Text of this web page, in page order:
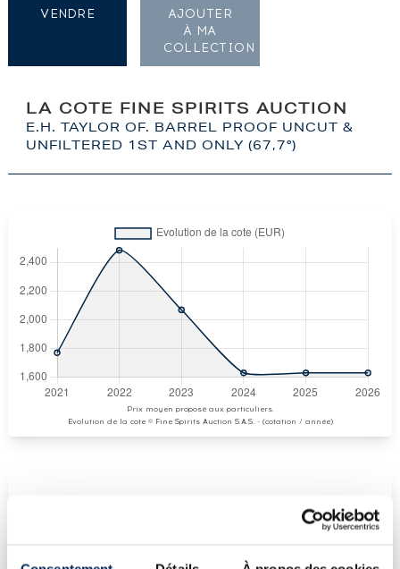
LA COTE FINE SPIRITS AUCTION
E.H. TAYLOR OF. BARREL PROOF UNCUT &
UNFILTERED 1ST AND ONLY (67,7°)
Prix moyen proposé aux particuliers.
Evolution de la cote © Fine Spirits Auction S.A.S. - (cotation / année)
€
VENDRE
AJOUTER
À MA
COLLECTION